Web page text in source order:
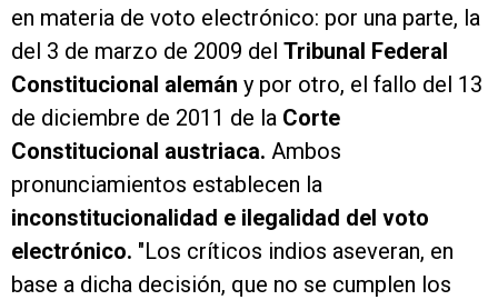
en materia de voto electrónico: por una parte, la
del 3 de marzo de 2009 del Tribunal Federal
Constitucional alemán y por otro, el fallo del 13
de diciembre de 2011 de la Corte
Constitucional austriaca. Ambos
pronunciamientos establecen la
inconstitucionalidad e ilegalidad del voto
electrónico. "Los críticos indios aseveran, en
base a dicha decisión, que no se cumplen los